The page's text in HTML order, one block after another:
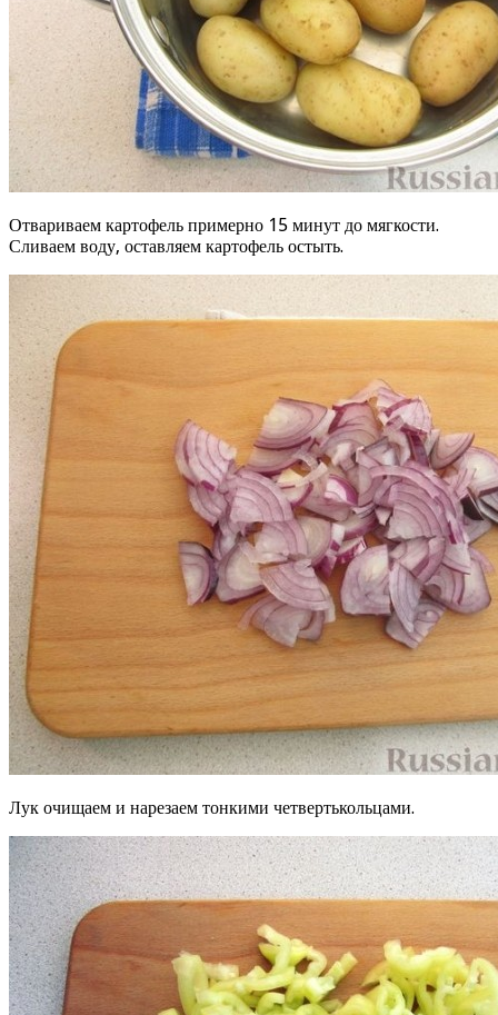
Отвариваем картофель примерно 15 минут до мягкости.
Сливаем воду, оставляем картофель остыть.
Лук очищаем и нарезаем тонкими четвертькольцами.